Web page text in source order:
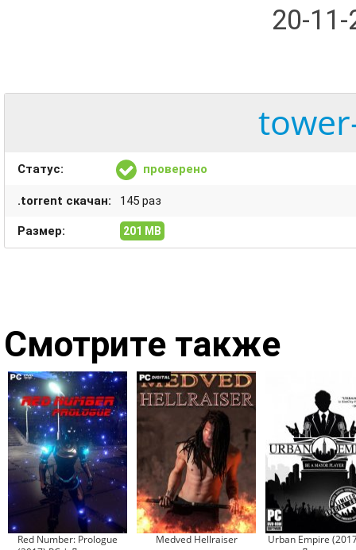
20-
Статус: проверено
.torrent скачан: 145 раз
Размер: 201 MB
Смотрите также
Red Number: Prologue
Medved Hellraiser
Urban Empire